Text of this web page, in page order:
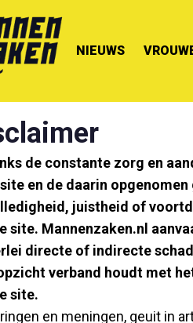
NIEUWS
de constante zorg en
en de daarin
juistheid of
site. Mannenzaken.nl
directe of indirecte
verband houdt met
site.
en meningen, geuit in